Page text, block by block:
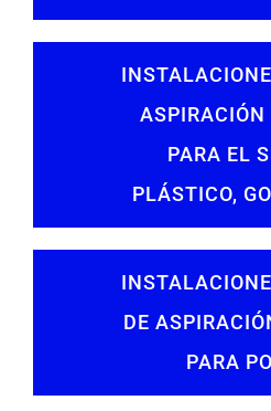
ASPIRACIÓN
PARA EL
PLÁSTICO,
DE
PARA